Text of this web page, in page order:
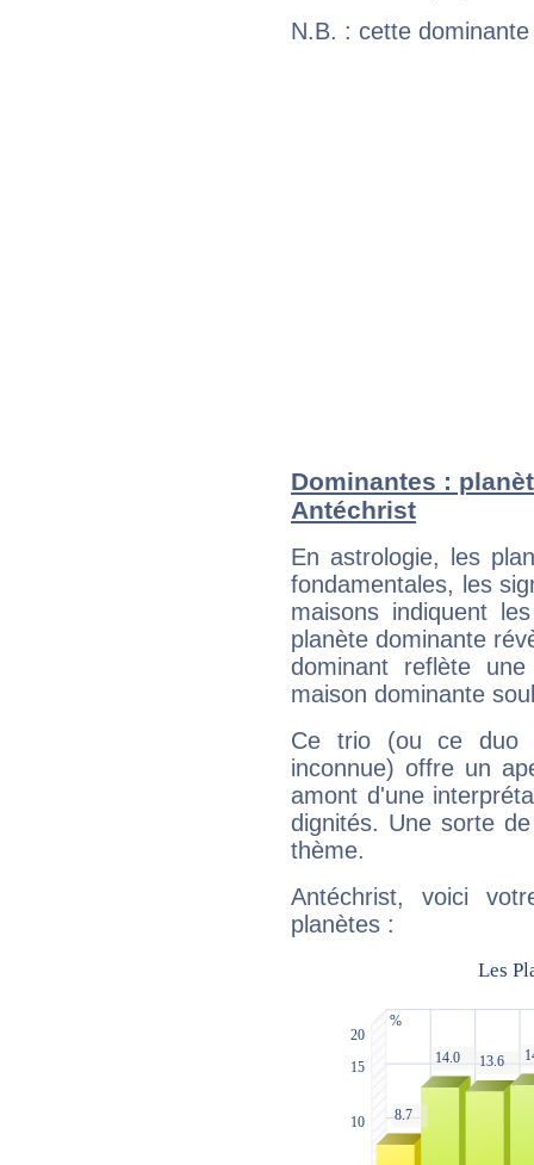
N.B. : cette
Dominantes :
Antéchrist
En astrologie, les
fondamentales, les
maisons indiquent
planète dominante
dominant reflète
maison dominante
Ce trio (ou ce duo
inconnue) offre un
amont d'une
dignités. Une sorte
thème.
Antéchrist, voici
planètes :